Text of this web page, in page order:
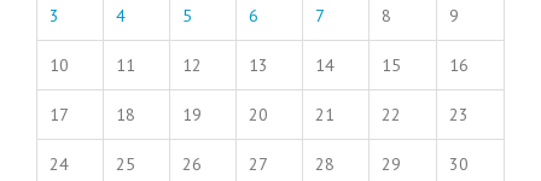
3 4 5 6 7 8 9
10 11 12 13 14 15 16
17 18 19 20 21 22 23
24 25 26 27 28 29 30